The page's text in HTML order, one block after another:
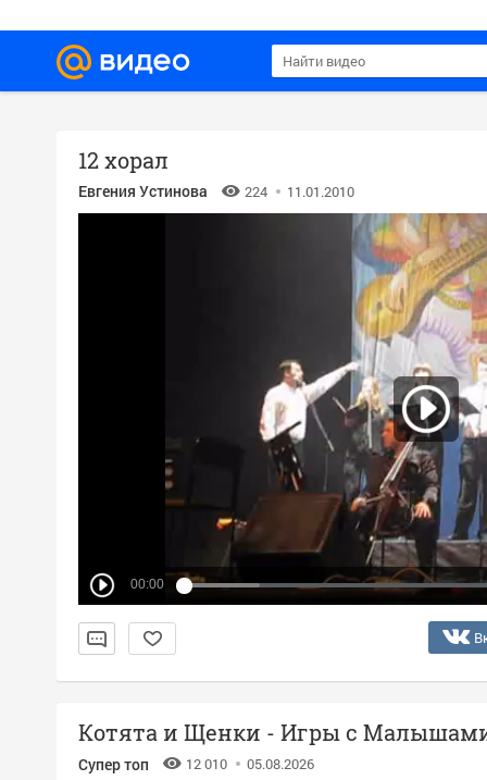
12 хорал
Евгения Устинова 224 11.01.2010
00:00
Котята и Щенки - Игры с
Супер топ 12 010 05.08.2026